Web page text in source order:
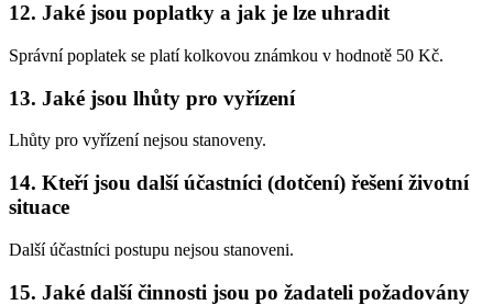
12. Jaké jsou poplatky a jak je lze uhradit
Správní poplatek se platí kolkovou známkou v hodnotě 50 Kč.
13. Jaké jsou lhůty pro vyřízení
Lhůty pro vyřízení nejsou stanoveny.
14. Kteří jsou další účastníci (dotčení) řešení životní
situace
Další účastníci postupu nejsou stanoveni.
15. Jaké další činnosti jsou po žadateli požadovány